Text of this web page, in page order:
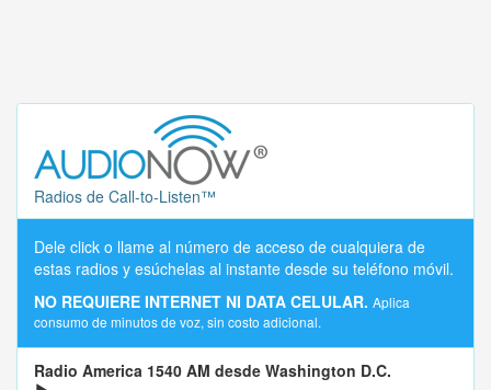
Radios de Call-to-Listen™
Dele click o llame al número de acceso de cualquiera de
estas radios y esúchelas al instante desde su teléfono móvil.
NO REQUIERE INTERNET NI DATA CELULAR. Aplica
consumo de minutos de voz, sin costo adicional.
Radio America 1540 AM desde Washington D.C.